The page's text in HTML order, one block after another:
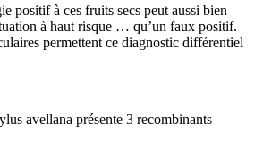
positif à ces fruits secs peut aussi bien
à haut risque … qu’un faux positif.
permettent ce diagnostic différentiel
avellana présente 3 recombinants